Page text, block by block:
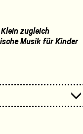
zugleich
Musik für Kinder